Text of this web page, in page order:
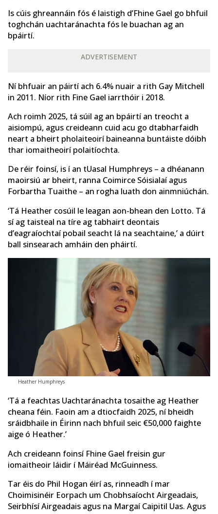
Is cúis ghreannáin fós é laistigh d’Fhine Gael go bhfuil
toghchán uachtaránachta fós le buachan ag an
bpáirtí.
ADVERTISEMENT
Ní bhfuair an páirtí ach 6.4% nuair a rith Gay Mitchell
in 2011. Níor rith Fine Gael iarrthóir i 2018.
Ach roimh 2025, tá súil ag an bpáirtí an treocht a
aisiompú, agus creideann cuid acu go dtabharfaidh
neart a bheirt pholaiteoirí baineanna buntáiste dóibh
thar iomaitheoirí polaitíochta.
De réir foinsí, is í an tUasal Humphreys – a dhéanann
maoirsiú ar bheirt, ranna Coimirce Sóisialaí agus
Forbartha Tuaithe – an rogha luath don ainmniúchán.
‘Tá Heather cosúil le leagan aon-bhean den Lotto. Tá
sí ag taisteal na tíre ag tabhairt deontais
d’eagraíochtaí pobail seacht lá na seachtaine,’ a dúirt
ball sinsearach amháin den pháirtí.
Heather Humphreys
‘Tá a feachtas Uachtaránachta tosaithe ag Heather
cheana féin. Faoin am a dtiocfaidh 2025, ní bheidh
sráidbhaile in Éirinn nach bhfuil seic €50,000 faighte
aige ó Heather.’
Ach creideann foinsí Fhine Gael freisin gur
iomaitheoir láidir í Máiréad McGuinness.
Tar éis do Phil Hogan éirí as, rinneadh í mar
Choimisinéir Eorpach um Chobhsaíocht Airgeadais,
Seirbhísí Airgeadais agus na Margaí Caipitil Uas. Agus